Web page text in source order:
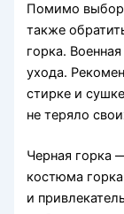
Помимо
также
горка.
ухода.
стирке и
не теряло
Черная горка
костюма
и